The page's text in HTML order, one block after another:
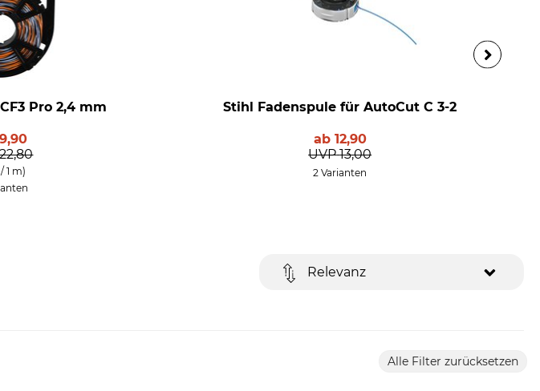
Pro 2,4 mm
22,80
1 m)
Stihl Fadenspule für AutoCut C 3-2
ab 12,90
UVP 13,00
2 Varianten
Relevanz
Alle Filter zurücksetzen